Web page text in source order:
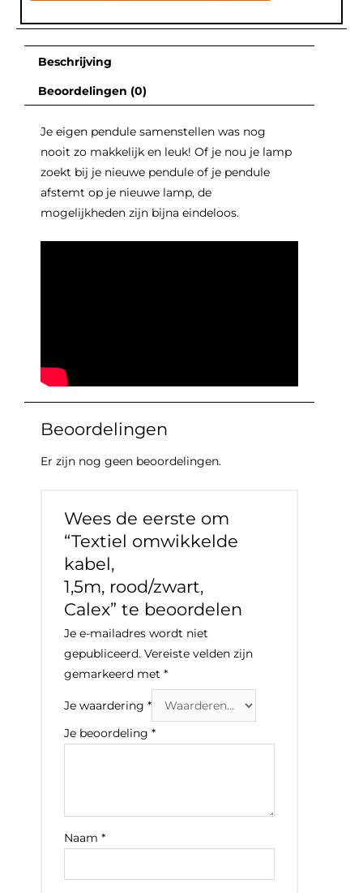
Beschrijving
Beoordelingen (0)
Je eigen pendule samenstellen was nog
nooit zo makkelijk en leuk! Of je nou je lamp
zoekt bij je nieuwe pendule of je pendule
afstemt op je nieuwe lamp, de
mogelijkheden zijn bijna eindeloos.
Beoordelingen
Er zijn nog geen beoordelingen.
Wees de eerste om
“Textiel omwikkelde
kabel,
1,5m, rood/zwart,
Calex” te beoordelen
Je e-mailadres wordt niet
gepubliceerd. Vereiste velden zijn
gemarkeerd met*
Je waardering*
Je beoordeling*
Naam*